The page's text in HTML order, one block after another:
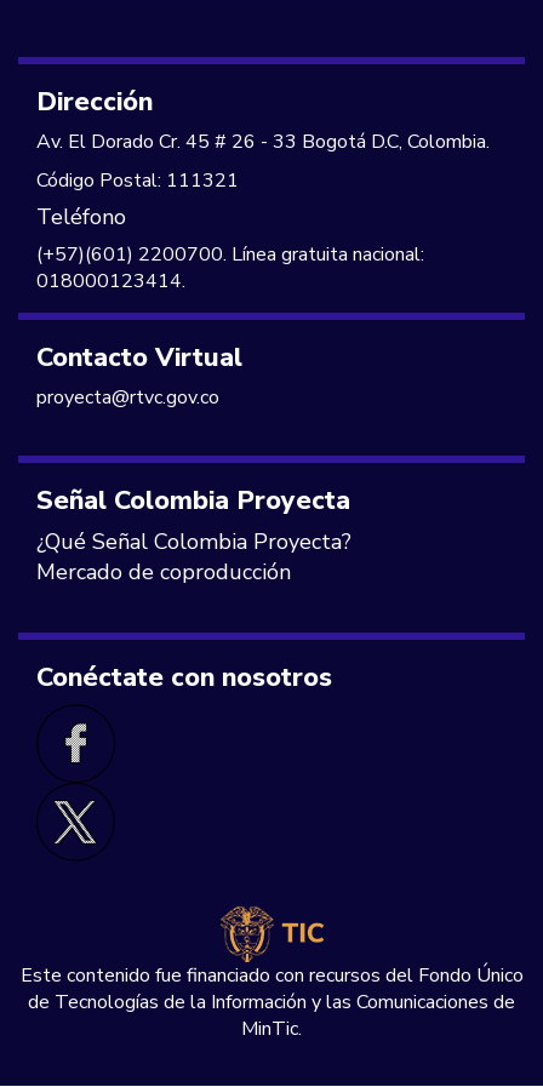
Dirección
Av. El Dorado Cr. 45 # 26 - 33 Bogotá D.C, Colombia.
Código Postal: 111321
Teléfono
(+57)(601) 2200700. Línea gratuita nacional:
018000123414.
Contacto Virtual
proyecta@rtvc.gov.co
Señal Colombia Proyecta
¿Qué Señal Colombia Proyecta?
Mercado de coproducción
Conéctate con nosotros
Este contenido fue financiado con recursos del Fondo Único
de Tecnologías de la Información y las Comunicaciones de
MinTic.